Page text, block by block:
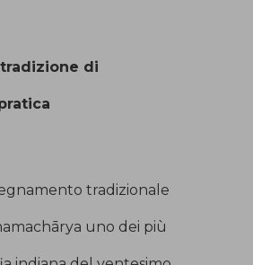
di
tradizionale
uno dei più